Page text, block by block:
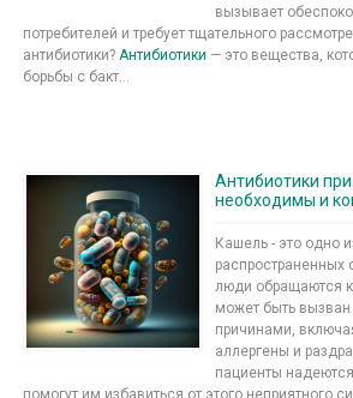
вызывает
потребителей и требует тщательного
антибиотики? Антибиотики — это вещества,
борьбы с бакт...
Антибиотики
необходимы и
Кашель - это одно
распространенных
люди обращаются к
может быть
причинами,
аллергены и
пациенты
помогут им избавиться от этого неприятного